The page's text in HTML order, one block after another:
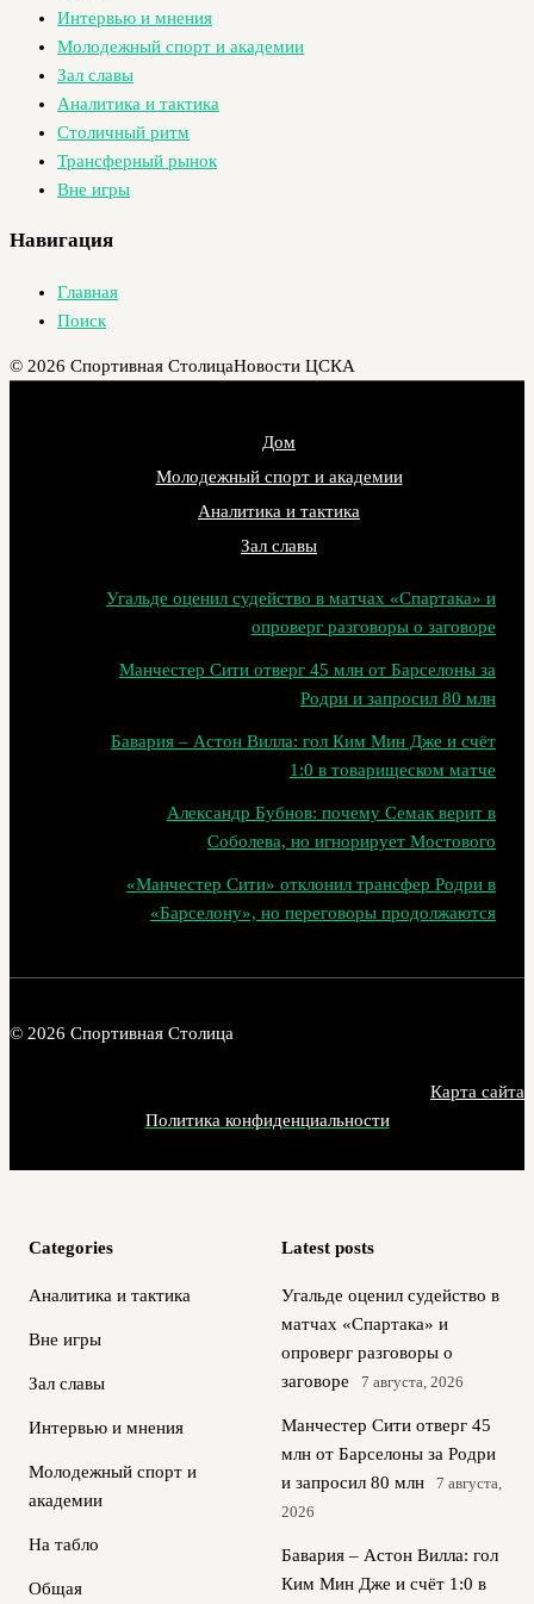
Интервью и мнения
Молодежный спорт и академии
Зал славы
Аналитика и тактика
Столичный ритм
Трансферный рынок
Вне игры
Навигация
Главная
Поиск
© 2026 Спортивная СтолицаНовости ЦСКА
Дом
Молодежный спорт и академии
Аналитика и тактика
Зал славы
Угальде оценил судейство в матчах «Спартака» и
опроверг разговоры о заговоре
Манчестер Сити отверг 45 млн от Барселоны за
Родри и запросил 80 млн
Бавария – Астон Вилла: гол Ким Мин Дже и счёт
1:0 в товарищеском матче
Александр Бубнов: почему Семак верит в
Соболева, но игнорирует Мостового
«Манчестер Сити» отклонил трансфер Родри в
«Барселону», но переговоры продолжаются
© 2026 Спортивная Столица
Карта сайта
Политика конфиденциальности
Categories
Аналитика и тактика
Вне игры
Зал славы
Интервью и мнения
Молодежный спорт и
академии
На табло
Общая
Latest posts
Угальде оценил судейство в
матчах «Спартака» и
опроверг разговоры о
заговоре
7 августа, 2026
Манчестер Сити отверг 45
млн от Барселоны за Родри
и запросил 80 млн
7 августа,
2026
Бавария – Астон Вилла: гол
Ким Мин Дже и счёт 1:0 в